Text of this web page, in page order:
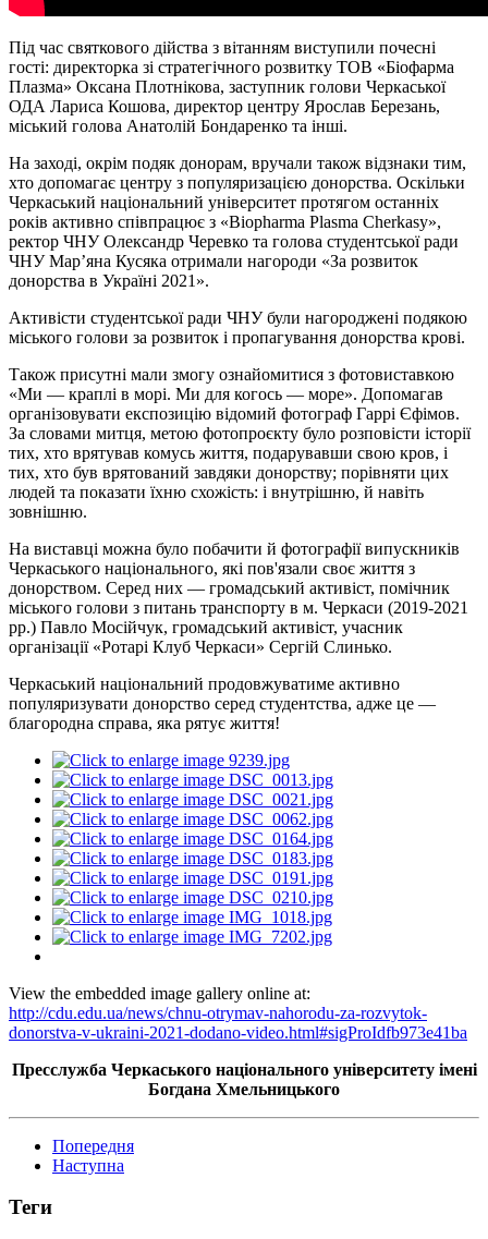
Під час святкового дійства з вітанням виступили почесні
гості: директорка зі стратегічного розвитку ТОВ «Біофарма
Плазма» Оксана Плотнікова, заступник голови Черкаської
ОДА Лариса Кошова, директор центру Ярослав Березань,
міський голова Анатолій Бондаренко та інші.
На заході, окрім подяк донорам, вручали також відзнаки тим,
хто допомагає центру з популяризацією донорства. Оскільки
Черкаський національний університет протягом останніх
років активно співпрацює з «Biopharma Plasma Cherkasy»,
ректор ЧНУ Олександр Черевко та голова студентської ради
ЧНУ Мар’яна Кусяка отримали нагороди «За розвиток
донорства в Україні 2021».
Активісти студентської ради ЧНУ були нагороджені подякою
міського голови за розвиток і пропагування донорства крові.
Також присутні мали змогу ознайомитися з фотовиставкою
«Ми — краплі в морі. Ми для когось — море». Допомагав
організовувати експозицію відомий фотограф Гаррі Єфімов.
За словами митця, метою фотопроєкту було розповісти історії
тих, хто врятував комусь життя, подарувавши свою кров, і
тих, хто був врятований завдяки донорству; порівняти цих
людей та показати їхню схожість: і внутрішню, й навіть
зовнішню.
На виставці можна було побачити й фотографії випускників
Черкаського національного, які пов'язали своє життя з
донорством. Серед них — громадський активіст, помічник
міського голови з питань транспорту в м. Черкаси (2019-2021
рр.) Павло Мосійчук, громадський активіст, учасник
організації «Ротарі Клуб Черкаси» Сергій Слинько.
Черкаський національний продовжуватиме активно
популяризувати донорство серед студентства, адже це —
благородна справа, яка рятує життя!
View the embedded image gallery online at:
http://cdu.edu.ua/news/chnu-otrymav-nahorodu-za-rozvytok-
donorstva-v-ukraini-2021-dodano-video.html#sigProIdfb973e41ba
Пресслужба Черкаського національного університету імені
Богдана Хмельницького
Попередня
Наступна
Теги